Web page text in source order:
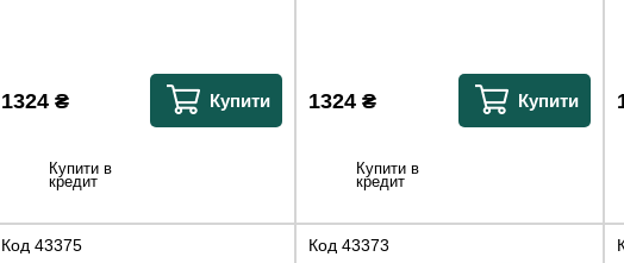
1324₴ Купити
Купити в
кредит
1324 ₴ Купити
Купити в
кредит
Код 43375 Код 43373